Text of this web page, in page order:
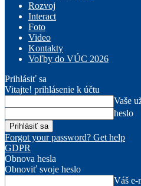
Rozvoj
Interact
Foto
Video
Kontakty
Voľby do VÚC 2026
Prihlásiť sa
Vitajte! prihlásenie k účtu
Vaše
heslo
Forgot your password? Get help
GDPR
Obnova hesla
Obnoviť svoje heslo
Váš e-